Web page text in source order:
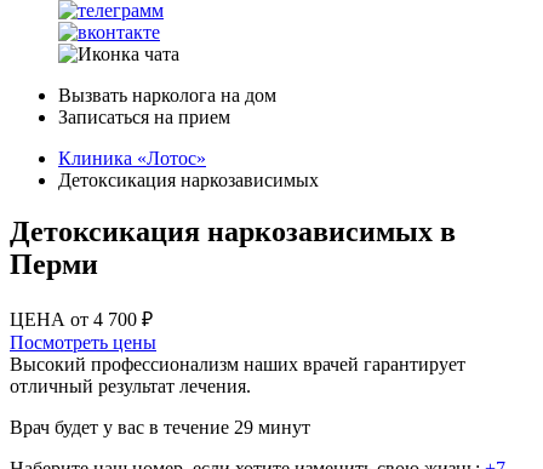
Вызвать нарколога на дом
Записаться на прием
Клиника «Лотос»
Детоксикация наркозависимых
Детоксикация наркозависимых в
Перми
ЦЕНА от 4 700 ₽
Посмотреть цены
Высокий профессионализм наших врачей гарантирует
отличный результат лечения.
Врач будет у вас в течение 29 минут